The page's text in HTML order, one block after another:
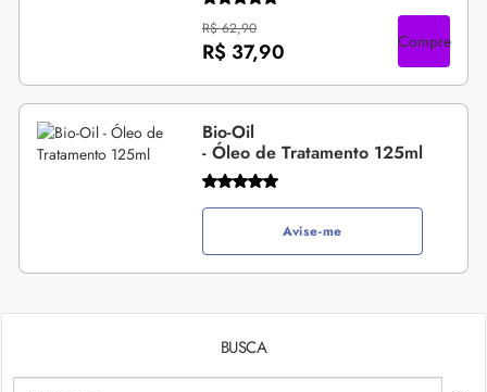
R$ 62,90
R$ 37,90 Compre
Bio-Oil
- Óleo de Tratamento 125ml
Avise-me
BUSCA